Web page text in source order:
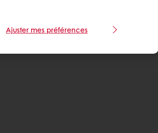
Besoin de plus d'informations ? Nous
Contactez-nous
Ajuster mes préférences